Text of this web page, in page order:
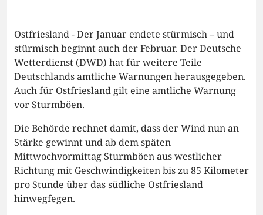
Ostfriesland - Der Januar endete stürmisch – und
stürmisch beginnt auch der Februar. Der Deutsche
Wetterdienst (DWD) hat für weitere Teile
Deutschlands amtliche Warnungen herausgegeben.
Auch für Ostfriesland gilt eine amtliche Warnung
vor Sturmböen.
Die Behörde rechnet damit, dass der Wind nun an
Stärke gewinnt und ab dem späten
Mittwochvormittag Sturmböen aus westlicher
Richtung mit Geschwindigkeiten bis zu 85 Kilometer
pro Stunde über das südliche Ostfriesland
hinwegfegen.